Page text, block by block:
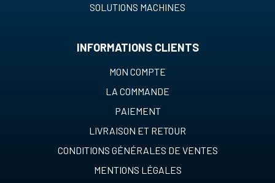
SOLUTIONS MACHINES
INFORMATIONS CLIENTS
MON COMPTE
LA COMMANDE
PAIEMENT
LIVRAISON ET RETOUR
CONDITIONS GÉNÉRALES DE VENTES
MENTIONS LÉGALES